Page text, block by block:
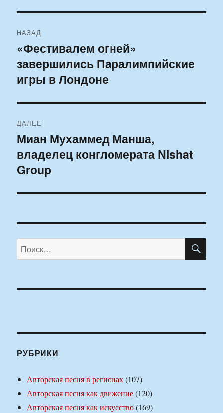
по
записям
НАЗАД
Предыдущая
запись:
«Фестивалем огней»
завершились Паралимпийские
игры в Лондоне
ДАЛЕЕ
Следующая
запись:
Миан Мухаммед Манша,
владелец конгломерата Nishat
Group
Искать:
РУБРИКИ
Авторская песня в регионах(107)
Авторская песня как движение(120)
Авторская песня как искусство(169)